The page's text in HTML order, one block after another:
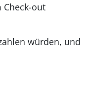
Check-out
würden, und